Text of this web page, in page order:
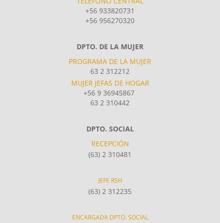
+56 933820731
+56 956270320
DPTO. DE LA MUJER
PROGRAMA DE LA MUJER
63 2 312212
MUJER JEFAS DE HOGAR
+56 9 36945867
63 2 310442
DPTO. SOCIAL
RECEPCIÓN
(63) 2 310481
JEFE RSH
(63) 2 312235
ENCARGADA DPTO. SOCIAL